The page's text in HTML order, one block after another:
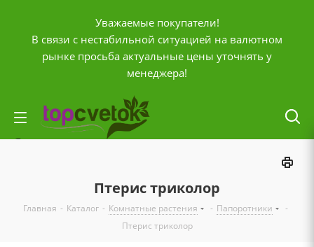
Уважаемые покупатели!
В связи с нестабильной ситуацией на валютном
рынке просьба актуальные цены уточнять у
менеджера!
Отложенные
Сравнение товаров
Птерис триколор
Главная - Каталог - Комнатные растения - Папоротники
-
Птерис триколор